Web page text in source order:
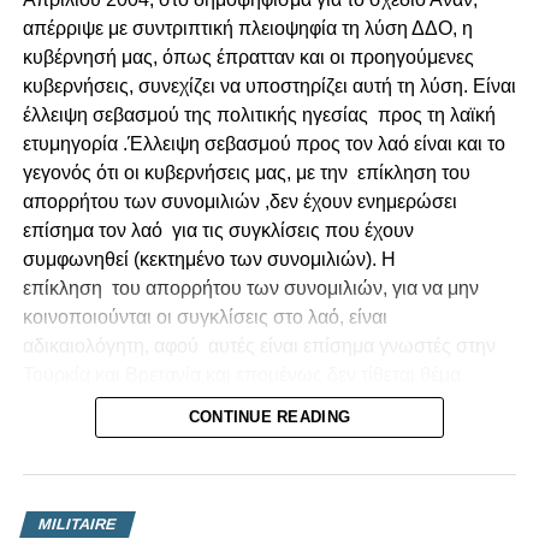
απέρριψε με συντριπτική πλειοψηφία τη λύση ΔΔΟ, η
κυβέρνησή μας, όπως έπρατταν και οι προηγούμενες
κυβερνήσεις, συνεχίζει να υποστηρίζει αυτή τη λύση. Είναι
έλλειψη σεβασμού της πολιτικής ηγεσίας προς τη λαϊκή
ετυμηγορία .Έλλειψη σεβασμού προς τον λαό είναι και το
γεγονός ότι οι κυβερνήσεις μας, με την επίκληση του
απορρήτου των συνομιλιών ,δεν έχουν ενημερώσει
επίσημα τον λαό για τις συγκλίσεις που έχουν
συμφωνηθεί (κεκτημένο των συνομιλιών). Η
επίκληση του απορρήτου των συνομιλιών, για να μην
κοινοποιούνται οι συγκλίσεις στο λαό, είναι
εθνικής ασφάλειας αν κοινοποιηθούν και στο λαό. Η
κυβέρνησή μας και οι ηγεσίες των πολιτικών κομμάτων,
τη λύση. Το Κυπριακό πρέπει να
CONTINUE READING
MILITAIRE